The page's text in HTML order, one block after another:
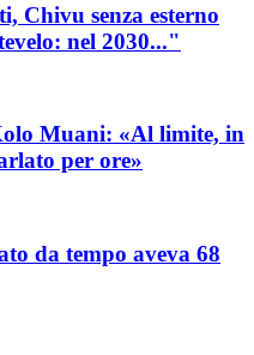
Chivu senza esterno
nel 2030..."
Muani: «Al limite, in
per ore»
da tempo aveva 68